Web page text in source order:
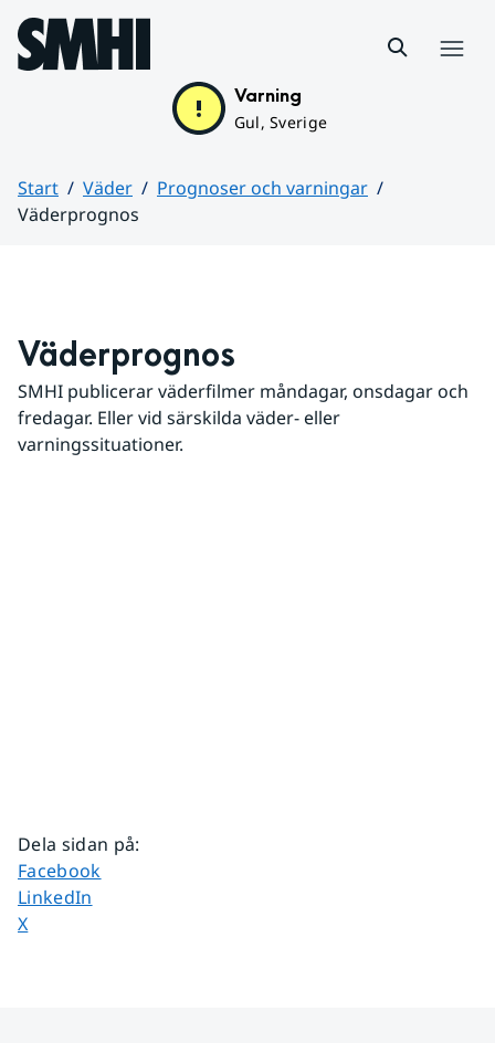
Hoppa till sidans innehåll
Varning
Gul, Sverige
Start Väder
Prognoser och varningar
Väderprognos
Väderprognos
SMHI publicerar väderfilmer måndagar, onsdagar och
fredagar. Eller vid särskilda väder- eller
varningssituationer.
Dela sidan på:
Dela sidan på
Facebook
Dela sidan på
LinkedIn
Dela sidan på
X